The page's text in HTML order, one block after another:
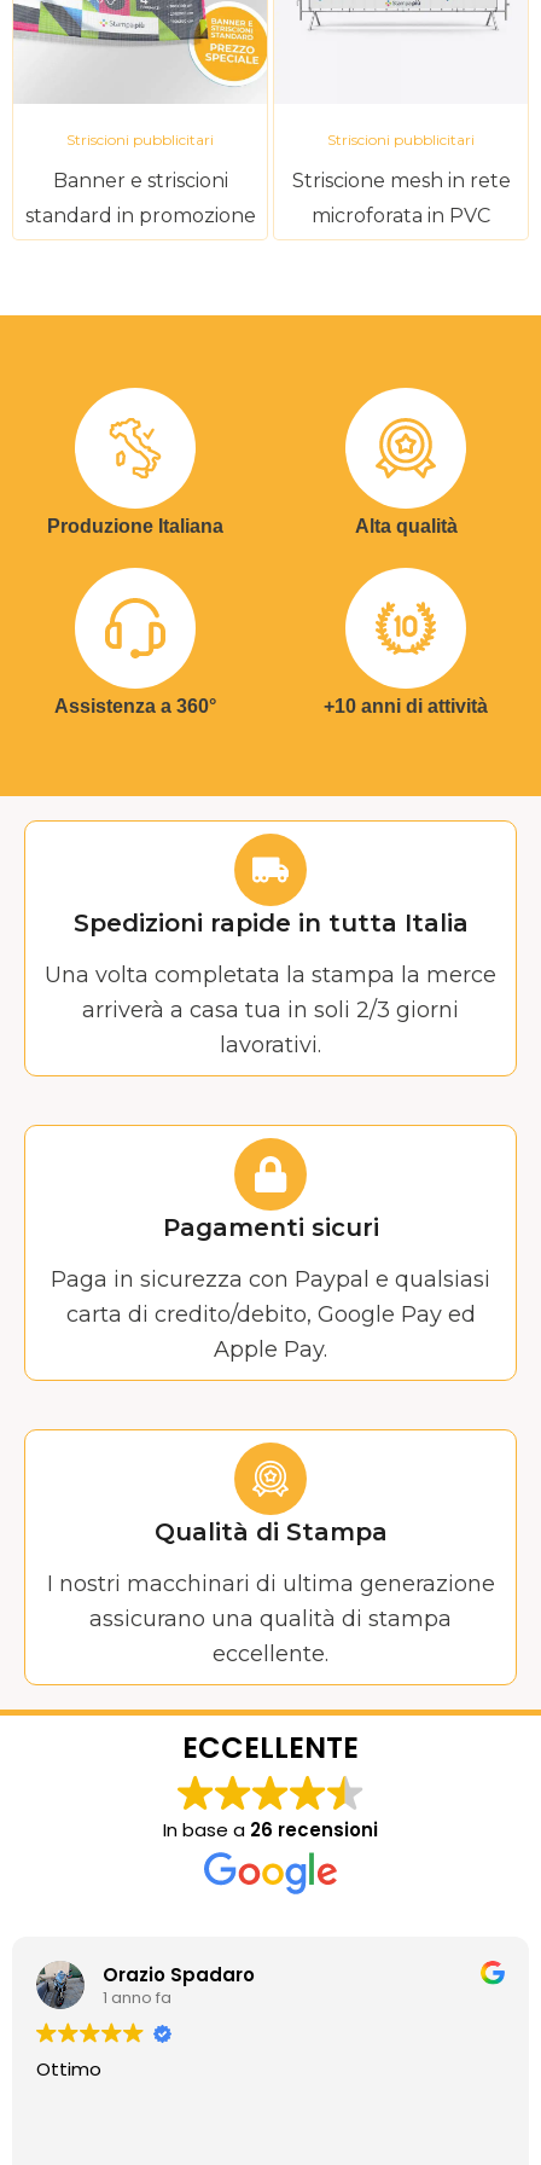
Striscioni pubblicitari
Banner e striscioni
standard in promozione
Striscioni pubblicitari
Striscione mesh in rete
microforata in PVC
Produzione Italiana Alta qualità
Assistenza a 360° +10 anni di attività
Spedizioni rapide in tutta Italia
Una volta completata la stampa la merce
arriverà a casa tua in soli 2/3 giorni
lavorativi.
Pagamenti sicuri
Paga in sicurezza con Paypal e qualsiasi
carta di credito/debito, Google Pay ed
Apple Pay.
Qualità di Stampa
I nostri macchinari di ultima generazione
assicurano una qualità di stampa
eccellente.
ECCELLENTE
In base a 26 recensioni
Orazio Spadaro
1 anno fa
Ottimo